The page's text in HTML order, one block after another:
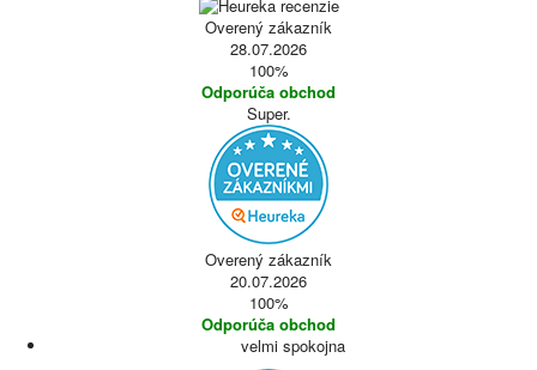
Overený zákazník
28.07.2026
100%
Odporúča obchod
Super.
Overený zákazník
20.07.2026
100%
Odporúča obchod
velmi spokojna